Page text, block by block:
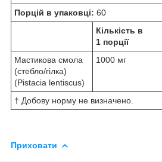
Порцій в упаковці: 60
Кількість в
1 порції
Мастикова смола
(стебло/гілка)
(Pistacia lentiscus)
1000 мг
† Добову норму не визначено.
Приховати